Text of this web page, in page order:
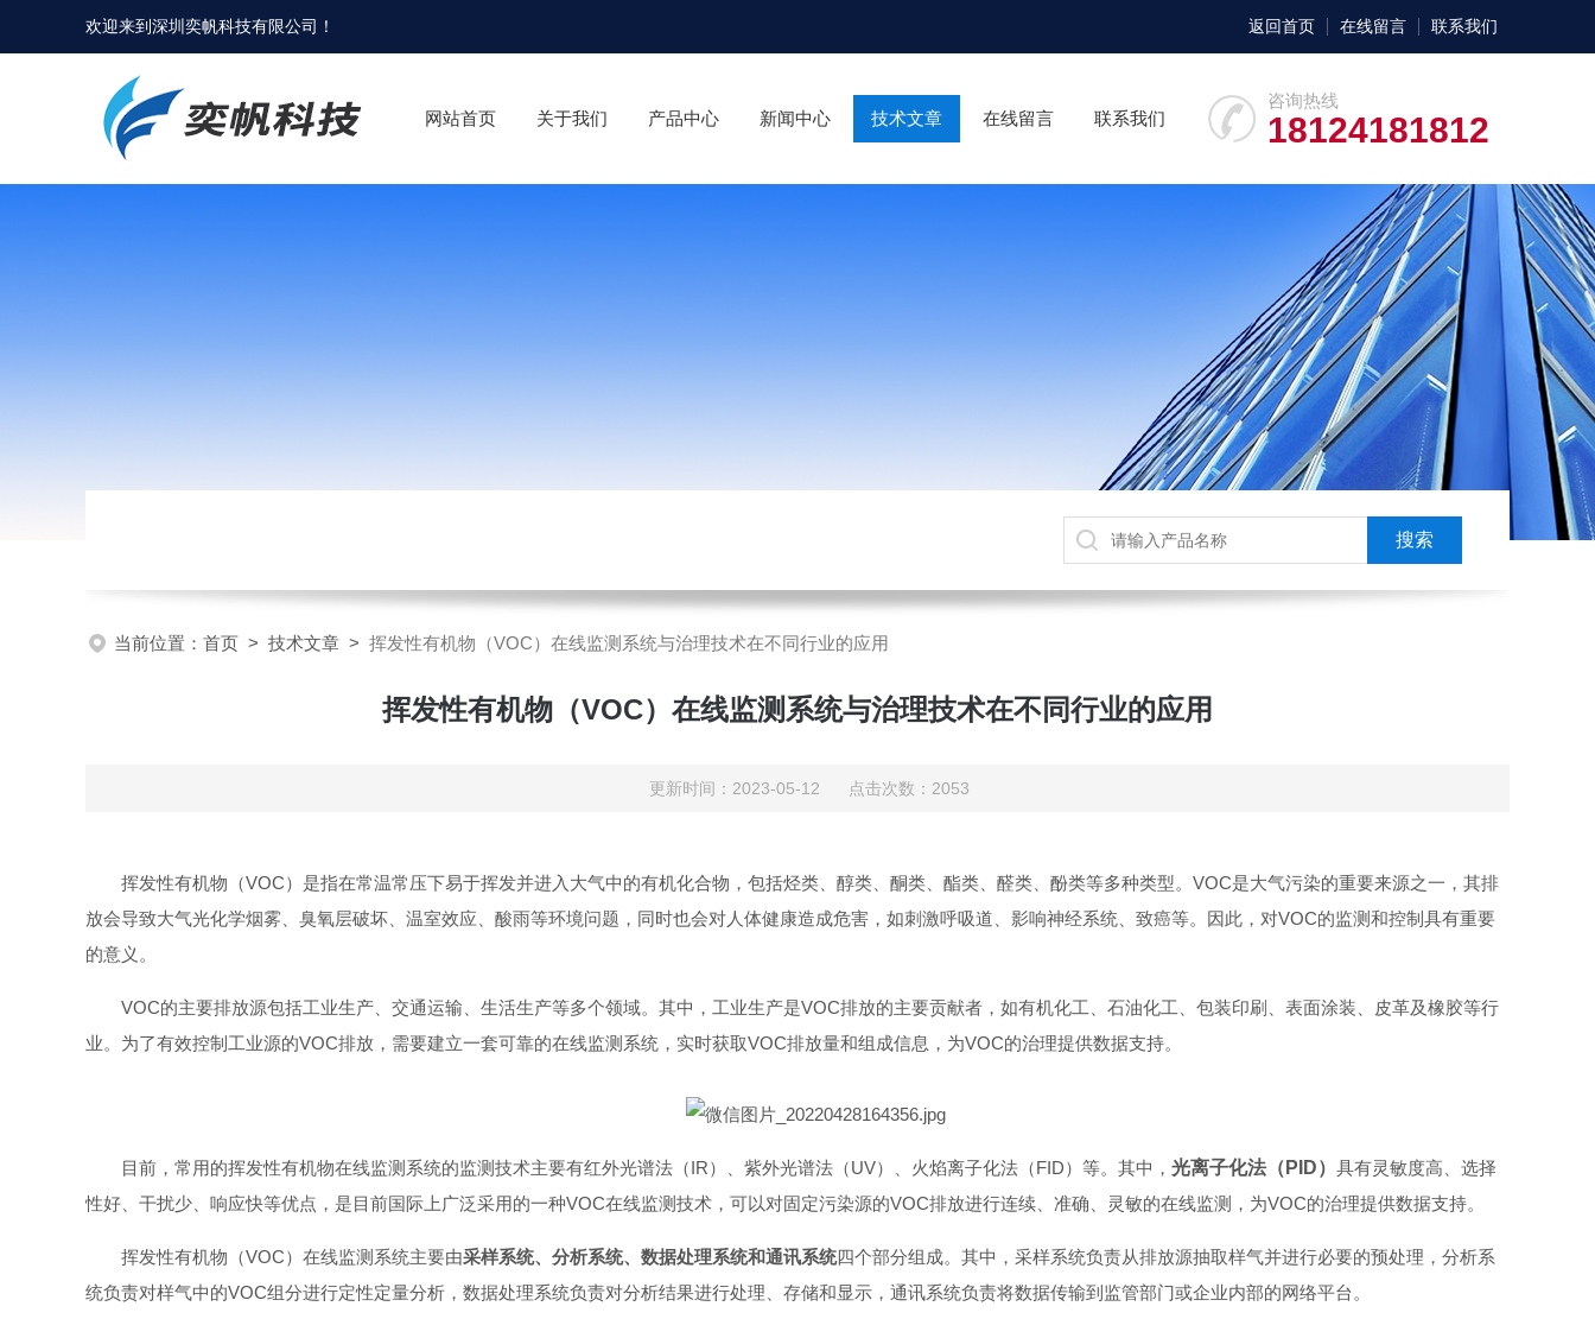
欢迎来到深圳奕帆科技有限公司 ！ 返回首页 在线留言 联系我们
咨询热线
18124181812
网站首页 关于我们 产品中心 新闻中心 技术文章 在线留言 联系我们
当前位置： 首页 > 技术文章 > 挥发性有机物（VOC）在线监测系统与治理技术在不同行业的应用
挥发性有机物（VOC）在线监测系统与治理技术在不同行业的应用
更新时间：2023-05-12 点击次数：2053
挥发性有机物（VOC）是指在常温常压下易于挥发并进入大气中的有机化合物，包括烃类、醇类、酮类、酯类、醛类、酚类等多种类型。VOC是大气污染的重要来源之一，其排
放会导致大气光化学烟雾、臭氧层破坏、温室效应、酸雨等环境问题，同时也会对人体健康造成危害，如刺激呼吸道、影响神经系统、致癌等。因此，对VOC的监测和控制具有重要
的意义。
VOC的主要排放源包括工业生产、交通运输、生活生产等多个领域。其中，工业生产是VOC排放的主要贡献者，如有机化工、石油化工、包装印刷、表面涂装、皮革及橡胶等行
业。为了有效控制工业源的VOC排放，需要建立一套可靠的在线监测系统，实时获取VOC排放量和组成信息，为VOC的治理提供数据支持。
目前，常用的挥发性有机物在线监测系统的监测技术主要有红外光谱法（IR）、紫外光谱法（UV）、火焰离子化法（FID）等。其中， 光离子化法（PID） 具有灵敏度高、选择
性好、干扰少、响应快等优点，是目前国际上广泛采用的一种VOC在线监测技术，可以对固定污染源的VOC排放进行连续、准确、灵敏的在线监测，为VOC的治理提供数据支持。
挥发性有机物（VOC）在线监测系统主要由采样系统、分析系统、数据处理系统和通讯系统四个部分组成。其中，采样系统负责从排放源抽取样气并进行必要的预处理，分析系
统负责对样气中的VOC组分进行定性定量分析，数据处理系统负责对分析结果进行处理、存储和显示，通讯系统负责将数据传输到监管部门或企业内部的网络平台。